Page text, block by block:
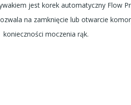
jest korek automatyczny Flow
na zamknięcie lub otwarcie
konieczności moczenia rąk.